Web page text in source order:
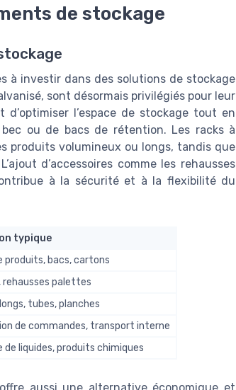
de stockage
à investir dans des solutions de stockage
sont désormais privilégiés pour leur
l’espace de stockage tout en
ou de bacs de rétention. Les racks à
produits volumineux ou longs, tandis que
d’accessoires comme les rehausses
à la sécurité et à la flexibilité du
typique
produits, bacs, cartons
rehausses palettes
tubes, planches
de commandes, transport interne
de liquides, produits chimiques
aussi une alternative économique et